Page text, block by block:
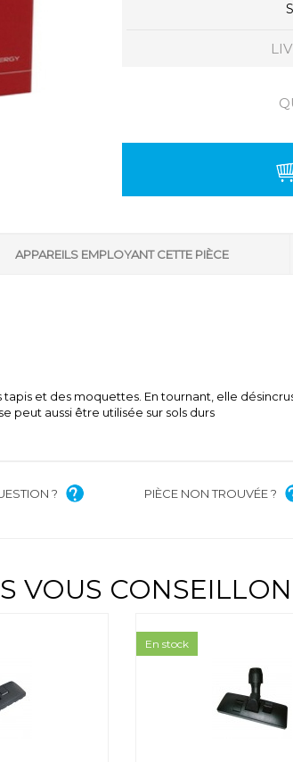
APPAREILS EMPLOYANT CETTE PIÈCE
et des moquettes. En tournant, elle
peut aussi être utilisée sur sols durs
? PIÈCE NON TROUVÉE ?
VOUS
En stock